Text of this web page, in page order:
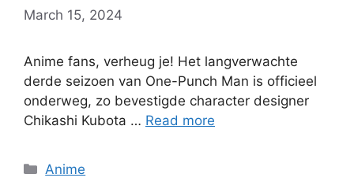
March 15, 2024
Anime fans, verheug je! Het langverwachte
derde seizoen van One-Punch Man is officieel
onderweg, zo bevestigde character designer
Chikashi Kubota … Read more
Categories
Anime